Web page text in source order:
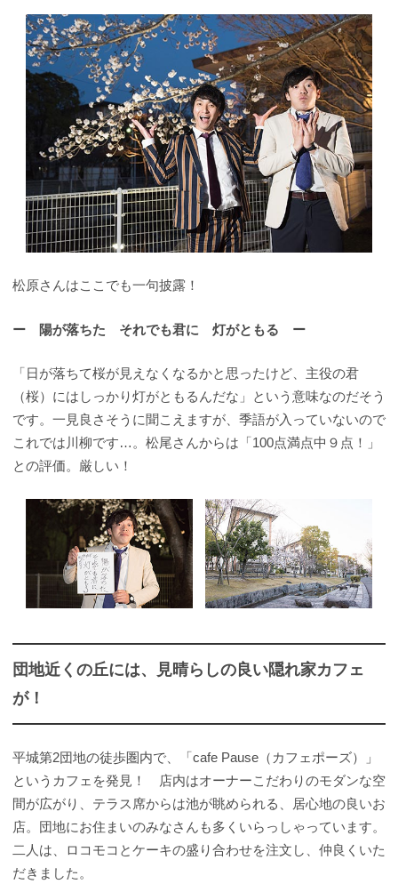
松原さんはここでも一句披露！
ー 陽が落ちた それでも君に 灯がともる ー
「日が落ちて桜が見えなくなるかと思ったけど、主役の君
（桜）にはしっかり灯がともるんだな」という意味なのだそう
です。一見良さそうに聞こえますが、季語が入っていないので
これでは川柳です…。松尾さんからは「100点満点中９点！」
との評価。厳しい！
団地近くの丘には、見晴らしの良い隠れ家カフェ
が！
平城第2団地の徒歩圏内で、「cafe Pause（カフェポーズ）」
というカフェを発見！ 店内はオーナーこだわりのモダンな空
間が広がり、テラス席からは池が眺められる、居心地の良いお
店。団地にお住まいのみなさんも多くいらっしゃっています。
二人は、ロコモコとケーキの盛り合わせを注文し、仲良くいた
だきました。